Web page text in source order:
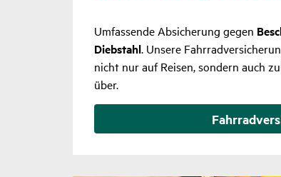
Umfassende Absicherung gegen
Diebstahl. Unsere
nicht nur auf Reisen, sondern auch
über.